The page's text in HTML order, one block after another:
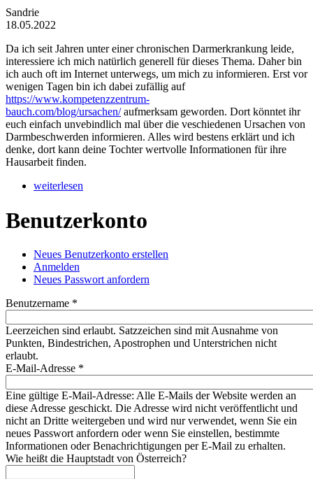
Sandrie
18.05.2022
Da ich seit Jahren unter einer chronischen Darmerkrankung leide,
interessiere ich mich natürlich generell für dieses Thema. Daher bin
ich auch oft im Internet unterwegs, um mich zu informieren. Erst vor
wenigen Tagen bin ich dabei zufällig auf
https://www.kompetenzzentrum-
bauch.com/blog/ursachen/aufmerksam geworden. Dort könntet ihr
euch einfach unvebindlich mal über die veschiedenen Ursachen von
Darmbeschwerden informieren. Alles wird bestens erklärt und ich
denke, dort kann deine Tochter wertvolle Informationen für ihre
Hausarbeit finden.
weiterlesen
Benutzerkonto
Haupt-Reiter
Neues Benutzerkonto erstellen
Anmelden
Neues Passwort anfordern
Benutzername *
Leerzeichen sind erlaubt. Satzzeichen sind mit Ausnahme von
Punkten, Bindestrichen, Apostrophen und Unterstrichen nicht
erlaubt.
E-Mail-Adresse *
Eine gültige E-Mail-Adresse: Alle E-Mails der Website werden an
diese Adresse geschickt. Die Adresse wird nicht veröffentlicht und
nicht an Dritte weitergeben und wird nur verwendet, wenn Sie ein
neues Passwort anfordern oder wenn Sie einstellen, bestimmte
Informationen oder Benachrichtigungen per E-Mail zu erhalten.
Wie heißt die Hauptstadt von Österreich?